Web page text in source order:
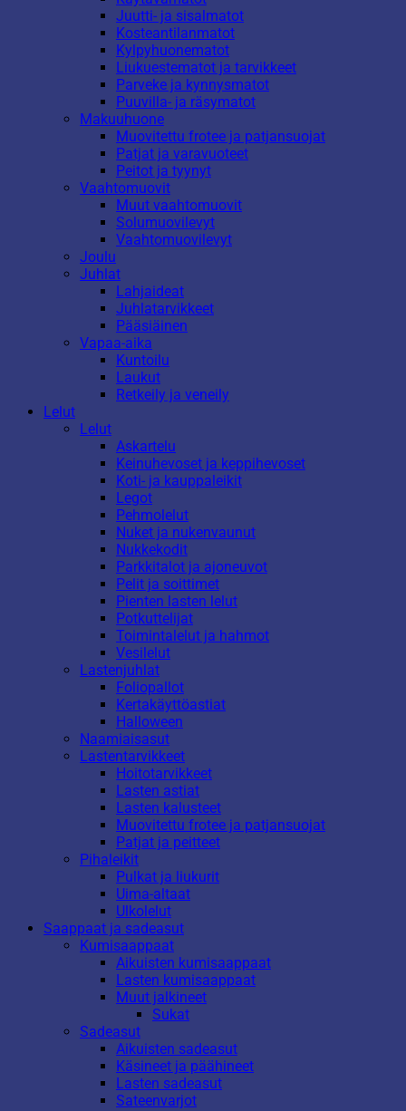
Juutti- ja sisalmatot
Kosteantilanmatot
Kylpyhuonematot
Liukuestematot ja tarvikkeet
Parveke ja kynnysmatot
Puuvilla- ja räsymatot
Makuuhuone
Muovitettu frotee ja patjansuojat
Patjat ja varavuoteet
Peitot ja tyynyt
Vaahtomuovit
Muut vaahtomuovit
Solumuovilevyt
Vaahtomuovilevyt
Joulu
Juhlat
Lahjaideat
Juhlatarvikkeet
Pääsiäinen
Vapaa-aika
Kuntoilu
Laukut
Retkeily ja veneily
Lelut
Lelut
Askartelu
Keinuhevoset ja keppihevoset
Koti- ja kauppaleikit
Legot
Pehmolelut
Nuket ja nukenvaunut
Nukkekodit
Parkkitalot ja ajoneuvot
Pelit ja soittimet
Pienten lasten lelut
Potkuttelijat
Toimintalelut ja hahmot
Vesilelut
Lastenjuhlat
Foliopallot
Kertakäyttöastiat
Halloween
Naamiaisasut
Lastentarvikkeet
Hoitotarvikkeet
Lasten astiat
Lasten kalusteet
Muovitettu frotee ja patjansuojat
Patjat ja peitteet
Pihaleikit
Pulkat ja liukurit
Uima-altaat
Ulkolelut
Saappaat ja sadeasut
Kumisaappaat
Aikuisten kumisaappaat
Lasten kumisaappaat
Muut jalkineet
Sukat
Sadeasut
Aikuisten sadeasut
Käsineet ja päähineet
Lasten sadeasut
Sateenvarjot